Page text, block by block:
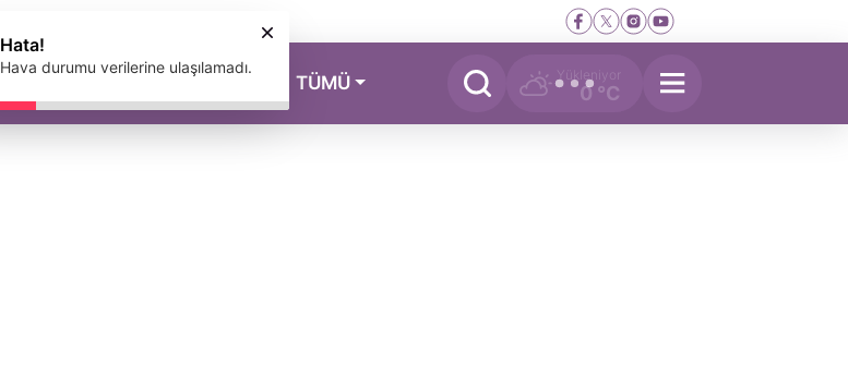
MAGAZİN TÜMÜ Yükleniyor
0 °C
Hata!
Hava durumu verilerine ulaşılamadı.